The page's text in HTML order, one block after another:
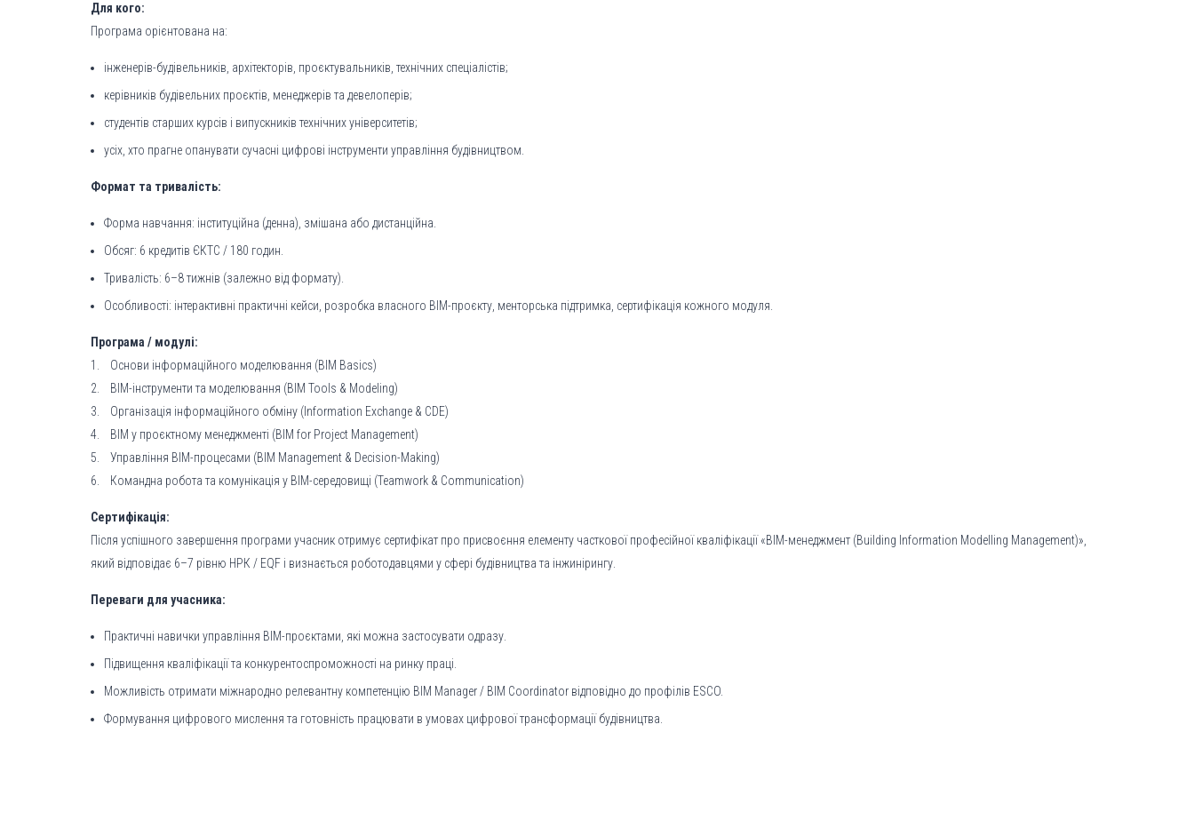
Для кого:
Програма орієнтована на:
інженерів-будівельників, архітекторів, проєктувальників, технічних спеціалістів;
керівників будівельних проєктів, менеджерів та девелоперів;
студентів старших курсів і випускників технічних університетів;
усіх, хто прагне опанувати сучасні цифрові інструменти управління будівництвом.
Формат та тривалість:
Форма навчання: інституційна (денна), змішана або дистанційна.
Обсяг: 6 кредитів ЄКТС / 180 годин.
Тривалість: 6–8 тижнів (залежно від формату).
Особливості: інтерактивні практичні кейси, розробка власного BIM-проєкту, менторська підтримка, сертифікація кожного модуля.
Програма / модулі:
1. Основи інформаційного моделювання (BIM Basics)
2. BIM-інструменти та моделювання (BIM Tools & Modeling)
3. Організація інформаційного обміну (Information Exchange & CDE)
4. BIM у проєктному менеджменті (BIM for Project Management)
5. Управління BIM-процесами (BIM Management & Decision-Making)
6. Командна робота та комунікація у BIM-середовищі (Teamwork & Communication)
Сертифікація:
Після успішного завершення програми учасник отримує сертифікат про присвоєння елементу часткової професійної кваліфікації «BIM-менеджмент (Building Information Modelling Management)»,
який відповідає 6–7 рівню НРК / EQF і визнається роботодавцями у сфері будівництва та інжинірингу.
Переваги для учасника:
Практичні навички управління BIM-проєктами, які можна застосувати одразу.
Підвищення кваліфікації та конкурентоспроможності на ринку праці.
Можливість отримати міжнародно релевантну компетенцію BIM Manager / BIM Coordinator відповідно до профілів ESCO.
Формування цифрового мислення та готовність працювати в умовах цифрової трансформації будівництва.